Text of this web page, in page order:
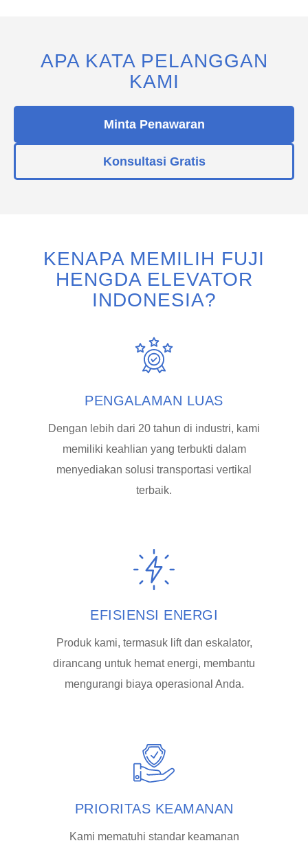
APA KATA PELANGGAN
KAMI
Minta Penawaran
Konsultasi Gratis
KENAPA MEMILIH FUJI
HENGDA ELEVATOR
INDONESIA?
PENGALAMAN LUAS
Dengan lebih dari 20 tahun di industri, kami
memiliki keahlian yang terbukti dalam
menyediakan solusi transportasi vertikal
terbaik.
EFISIENSI ENERGI
Produk kami, termasuk lift dan eskalator,
dirancang untuk hemat energi, membantu
mengurangi biaya operasional Anda.
PRIORITAS KEAMANAN
Kami mematuhi standar keamanan